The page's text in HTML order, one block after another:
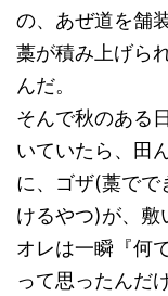
の、あぜ道を舗
藁が積み上げら
んだ。
そんで秋のある
いていたら、田
に、ゴザ(藁でで
けるやつ)が、敷
オレは一瞬『何
って思ったんだ